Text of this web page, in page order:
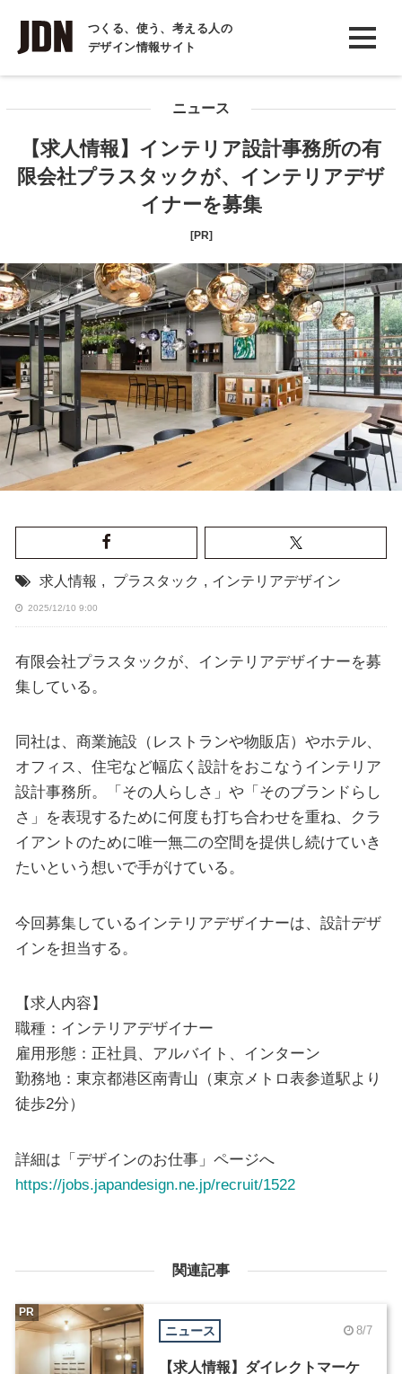
つくる、使う、考える人の
デザイン情報サイト
INTERVIEW
インタビュー
COLUMN
ニュース
【求人情報】インテリア設計事務所の有
限会社プラスタックが、インテリアデザ
イナーを募集
[PR]
求人情報 , プラスタック , インテリアデザイン
2025/12/10 9:00
有限会社プラスタックが、インテリアデザイナーを募
集している。
同社は、商業施設（レストランや物販店）やホテル、
オフィス、住宅など幅広く設計をおこなうインテリア
設計事務所。「その人らしさ」や「そのブランドらし
さ」を表現するために何度も打ち合わせを重ね、クラ
イアントのために唯一無二の空間を提供し続けていき
たいという想いで手がけている。
今回募集しているインテリアデザイナーは、設計デザ
インを担当する。
【求人内容】
職種：インテリアデザイナー
雇用形態：正社員、アルバイト、インターン
勤務地：東京都港区南青山（東京メトロ表参道駅より
徒歩2分）
詳細は「デザインのお仕事」ページへ
https://jobs.japandesign.ne.jp/recruit/1522
関連記事
ニュース 8/7
【求人情報】ダイレクトマーケ
PR